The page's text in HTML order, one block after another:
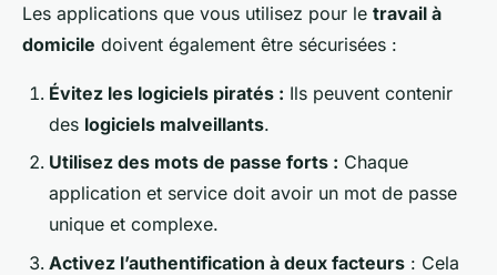
Les applications que vous utilisez pour le travail à
domicile doivent également être sécurisées :
Évitez les logiciels piratés : Ils peuvent contenir
des logiciels malveillants.
Utilisez des mots de passe forts : Chaque
application et service doit avoir un mot de passe
unique et complexe.
Activez l’authentification à deux facteurs : Cela